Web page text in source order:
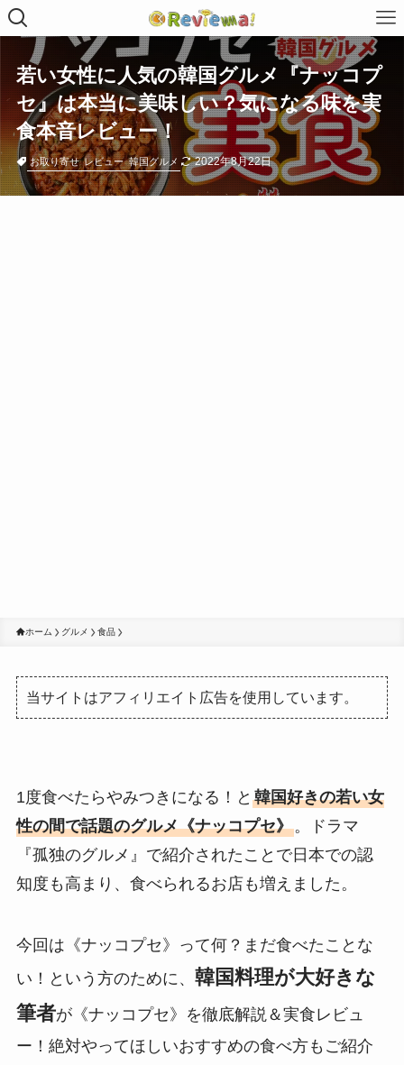
若い女性に人気の韓国グルメ『ナッコプ
セ』は本当に美味しい？気になる味を実
食本音レビュー！
お取り寄せ レビュー 韓国グルメ 2022年8月22日
ホーム グルメ 食品
当サイトはアフィリエイト広告を使用しています。
1度食べたらやみつきになる！と 韓国好きの若い女
性の間で話題のグルメ《ナッコプセ》。ドラマ
『孤独のグルメ』で紹介されたことで日本での認
知度も高まり、食べられるお店も増えました。
今回は《ナッコプセ》って何？まだ食べたことな
い！という方のために、 韓国料理が大好きな
筆者が《ナッコプセ》を徹底解説＆実食レビュ
ー！絶対やってほしいおすすめの食べ方もご紹介